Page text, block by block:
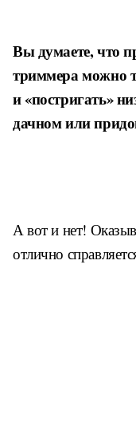
Вы думаете, что
триммера можно
и «постригать»
дачном или
А вот и нет!
отлично